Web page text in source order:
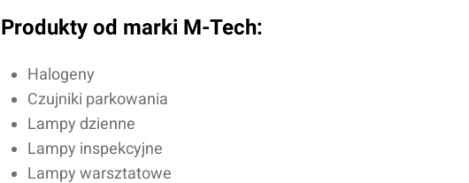
Produkty od marki M-Tech:
Halogeny
Czujniki parkowania
Lampy dzienne
Lampy inspekcyjne
Lampy warsztatowe